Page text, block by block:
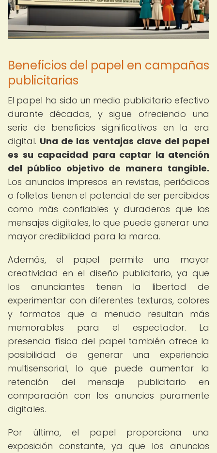
Beneficios del papel en campañas
publicitarias
El papel ha sido un medio publicitario efectivo
durante décadas, y sigue ofreciendo una
serie de beneficios significativos en la era
digital. Una de las ventajas clave del papel
es su capacidad para captar la atención
del público objetivo de manera tangible.
Los anuncios impresos en revistas, periódicos
o folletos tienen el potencial de ser percibidos
como más confiables y duraderos que los
mensajes digitales, lo que puede generar una
mayor credibilidad para la marca.
Además, el papel permite una mayor
creatividad en el diseño publicitario, ya que
los anunciantes tienen la libertad de
experimentar con diferentes texturas, colores
y formatos que a menudo resultan más
memorables para el espectador. La
presencia física del papel también ofrece la
posibilidad de generar una experiencia
multisensorial, lo que puede aumentar la
retención del mensaje publicitario en
comparación con los anuncios puramente
digitales.
Por último, el papel proporciona una
exposición constante, ya que los anuncios